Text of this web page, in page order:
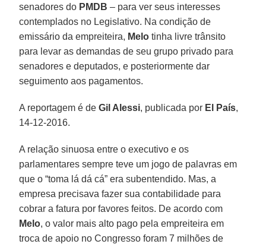
senadores do PMDB – para ver seus interesses
contemplados no Legislativo. Na condição de
emissário da empreiteira, Melo tinha livre trânsito
para levar as demandas de seu grupo privado para
senadores e deputados, e posteriormente dar
seguimento aos pagamentos.
A reportagem é deGil Alessi, publicada por El País,
14-12-2016.
A relação sinuosa entre o executivo e os
parlamentares sempre teve um jogo de palavras em
que o “toma lá dá cá” era subentendido. Mas, a
empresa precisava fazer sua contabilidade para
cobrar a fatura por favores feitos. De acordo com
Melo, o valor mais alto pago pela empreiteira em
troca de apoio no Congresso foram 7 milhões de